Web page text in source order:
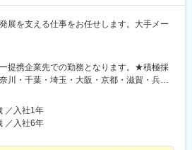
展を支える仕事をお任せします。大手メー
提携企業先での勤務となります。★積極採
川・千葉・埼玉・大阪・京都・滋賀・兵
※勤務地は希望を最大限考慮して決定しま
！住宅補助あり（月6万7000円まで会社補
制度導入／全国でスキルを伸ばしたい方も、
／入社1年
／入社6年